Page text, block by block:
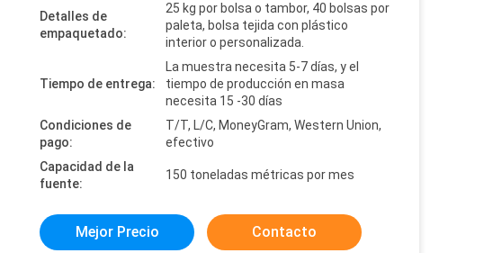
Detalles de
empaquetado:
25 kg por bolsa o tambor, 40 bolsas por
paleta, bolsa tejida con plástico
interior o personalizada.
Tiempo de entrega:
La muestra necesita 5-7 días, y el
tiempo de producción en masa
necesita 15 -30 días
Condiciones de
pago:
T/T, L/C, MoneyGram, Western Union,
efectivo
Capacidad de la
fuente:
150 toneladas métricas por mes
Mejor Precio Contacto